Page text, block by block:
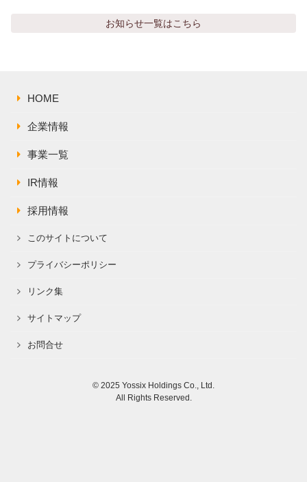
お知らせ一覧はこちら
HOME
企業情報
事業一覧
IR情報
採用情報
このサイトについて
プライバシーポリシー
リンク集
サイトマップ
お問合せ
© 2025 Yossix Holdings Co., Ltd.
All Rights Reserved.